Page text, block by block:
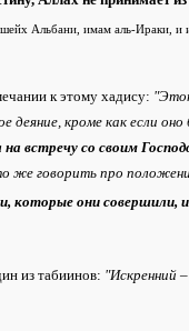
Альбани, имам аль-Ираки,
к этому хадису:
деяние, кроме как если
встречу со своим
же говорить про
которые они совершили,
из табиинов: "Искренний